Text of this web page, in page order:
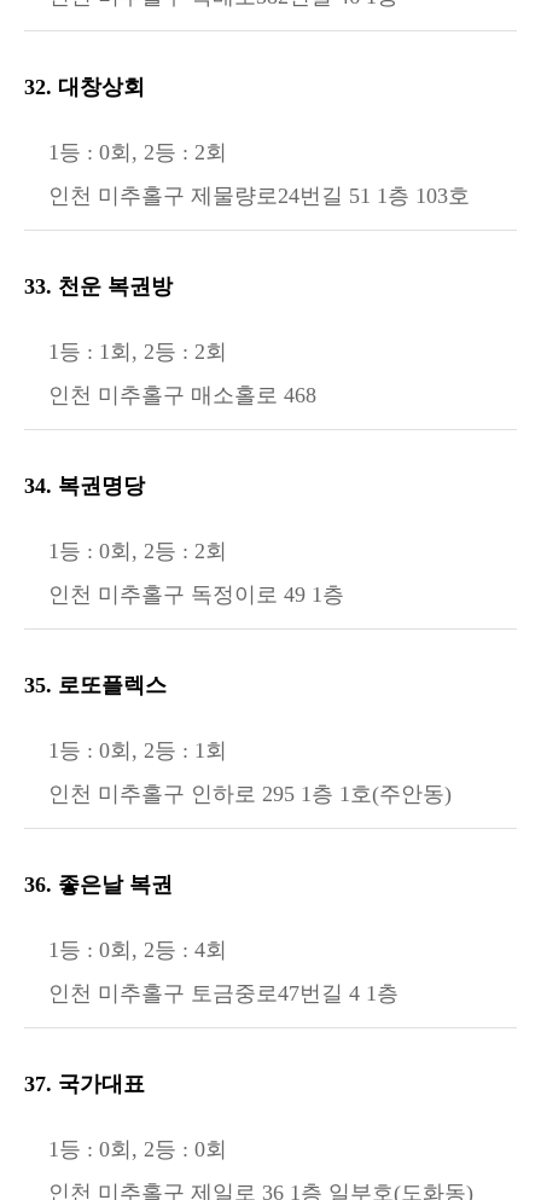
32. 대창상회
1등 : 0회, 2등 : 2회
인천 미추홀구 제물량로24번길 51 1층 103호
33. 천운 복권방
1등 : 1회, 2등 : 2회
인천 미추홀구 매소홀로 468
34. 복권명당
1등 : 0회, 2등 : 2회
인천 미추홀구 독정이로 49 1층
35. 로또플렉스
1등 : 0회, 2등 : 1회
인천 미추홀구 인하로 295 1층 1호(주안동)
36. 좋은날 복권
1등 : 0회, 2등 : 4회
인천 미추홀구 토금중로47번길 4 1층
37. 국가대표
1등 : 0회, 2등 : 0회
인천 미추홀구 제일로 36 1층 일부호(도화동)